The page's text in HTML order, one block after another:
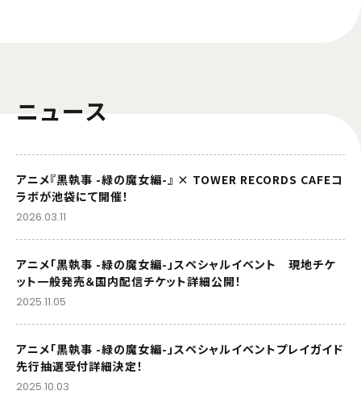
ニュース
アニメ『黒執事 -緑の魔女編-』 × TOWER RECORDS CAFEコ
ラボが池袋にて開催！
2026.03.11
アニメ「黒執事 -緑の魔女編-」スペシャルイベント 現地チケ
ット一般発売＆国内配信チケット詳細公開！
2025.11.05
アニメ「黒執事 -緑の魔女編-」スペシャルイベントプレイガイド
先行抽選受付詳細決定！
2025.10.03